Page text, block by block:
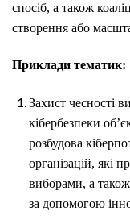
спосіб, а також
створення або
Приклади тематик:
Захист чесності
кібербезпеки
розбудова
організацій, які
виборами, а
за допомогою